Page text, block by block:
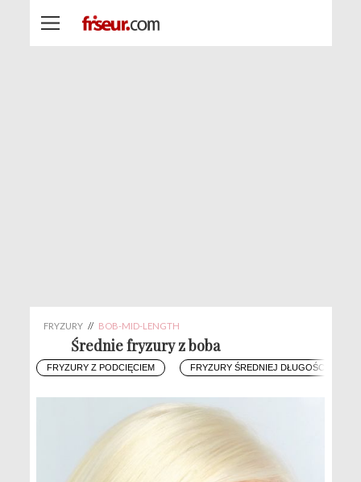
FRYZURY // BOB-MID-LENGTH
Średnie fryzury z boba
FRYZURY Z PODCIĘCIEM FRYZURY ŚREDNIEJ DŁUGOŚCI